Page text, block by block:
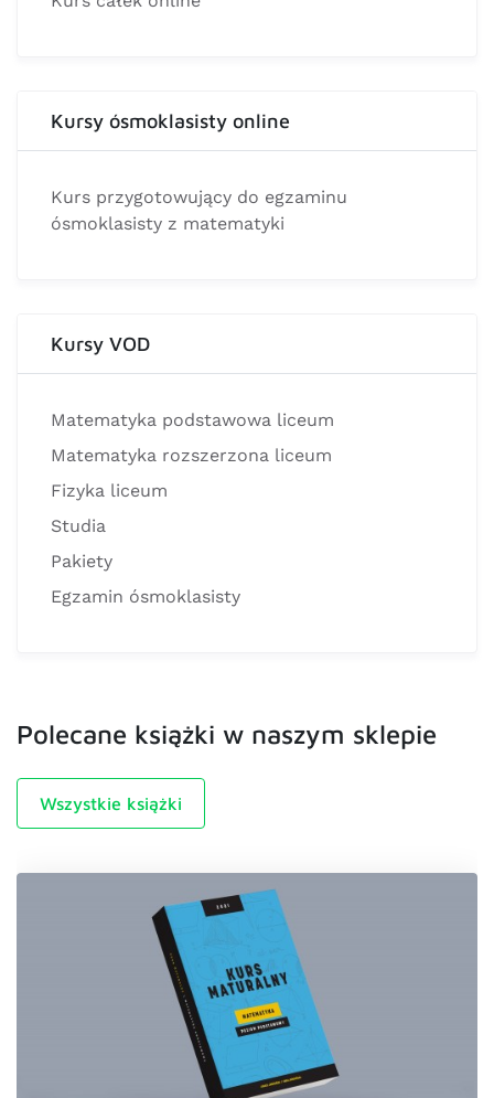
Kursy ósmoklasisty online
Kurs przygotowujący do egzaminu
ósmoklasisty z matematyki
Kursy VOD
Matematyka podstawowa liceum
Matematyka rozszerzona liceum
Fizyka liceum
Studia
Pakiety
Egzamin ósmoklasisty
Polecane książki w naszym sklepie
Wszystkie książki